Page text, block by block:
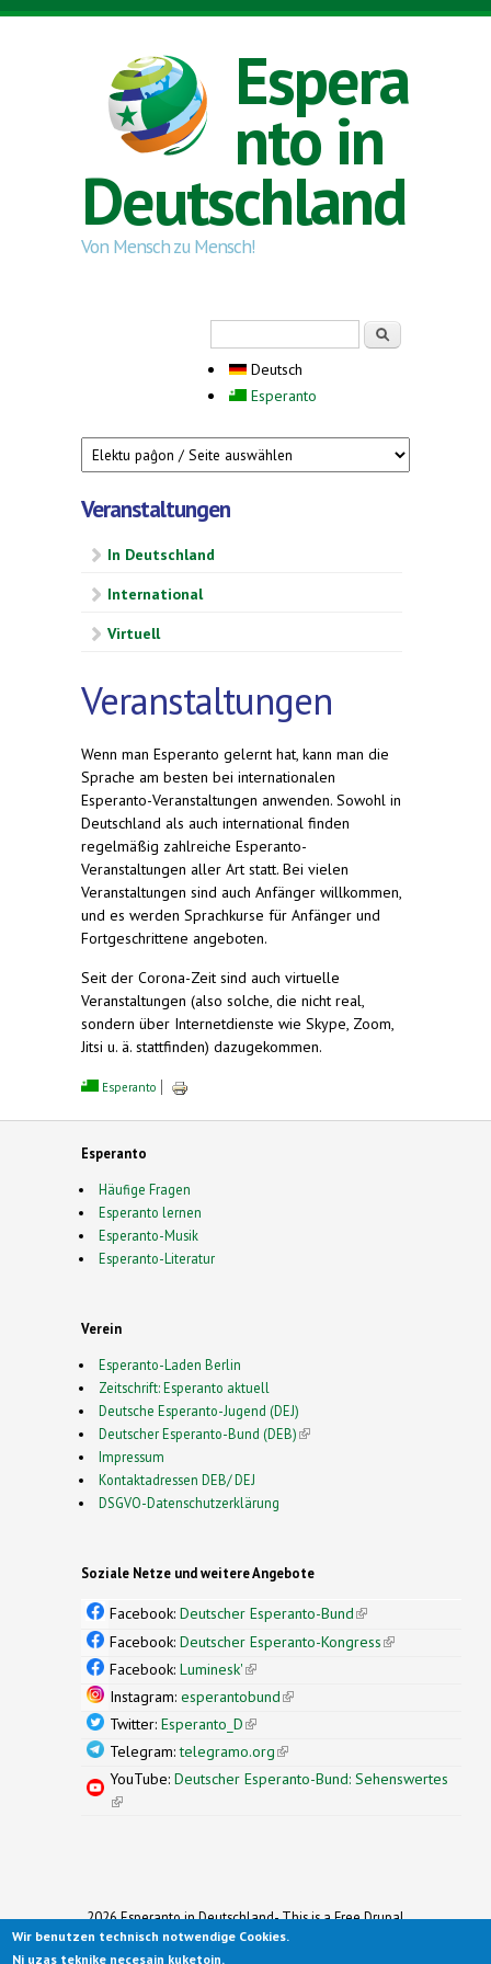
Direkt zum Inhalt
Espera
nto in
Deutschland
Von Mensch zu Mensch!
Deutsch
Esperanto
Veranstaltungen
In Deutschland
International
Virtuell
Veranstaltungen
Wenn man Esperanto gelernt hat, kann man die
Sprache am besten bei internationalen
Esperanto-Veranstaltungen anwenden. Sowohl in
Deutschland als auch international finden
regelmäßig zahlreiche Esperanto-
Veranstaltungen aller Art statt. Bei vielen
Veranstaltungen sind auch Anfänger willkommen,
und es werden Sprachkurse für Anfänger und
Fortgeschrittene angeboten.
Seit der Corona-Zeit sind auch virtuelle
Veranstaltungen (also solche, die nicht real,
sondern über Internetdienste wie Skype, Zoom,
Jitsi u. ä. stattfinden) dazugekommen.
Esperanto
Esperanto
Häufige Fragen
Esperanto lernen
Esperanto-Musik
Esperanto-Literatur
Verein
Esperanto-Laden Berlin
Zeitschrift: Esperanto aktuell
Deutsche Esperanto-Jugend (DEJ)
Deutscher Esperanto-Bund (DEB)(link is external)
Impressum
Kontaktadressen DEB/ DEJ
DSGVO-Datenschutzerklärung
Soziale Netze und weitere Angebote
Facebook: Deutscher Esperanto-Bund(link is
external)
Facebook: Deutscher Esperanto-Kongress(link is
Facebook: Luminesk'(link is external)
Instagram: esperantobund(link is external)
Twitter: Esperanto_D(link is external)
Telegram:telegramo.org(link is external)
YouTube: Deutscher Esperanto-Bund: Sehenswertes
(link is external)
2026 Esperanto in Deutschland- This is a Free Drupal
Theme
Ported to Drupal for the Open Source Community by
Wir benutzen technisch notwendige Cookies.
Ni uzas teknike necesajn kuketojn.